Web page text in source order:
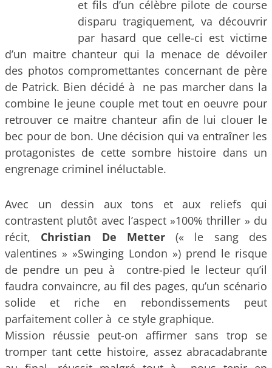
et fils d’un célèbre pilote de course
disparu tragiquement, va découvrir
par hasard que celle-ci est victime
d’un maitre chanteur qui la menace de dévoiler
des photos compromettantes concernant de père
de Patrick. Bien décidé à ne pas marcher dans la
combine le jeune couple met tout en oeuvre pour
retrouver ce maitre chanteur afin de lui clouer le
bec pour de bon. Une décision qui va entraîner les
protagonistes de cette sombre histoire dans un
engrenage criminel inéluctable.
Avec un dessin aux tons et aux reliefs qui
contrastent plutôt avec l’aspect »100% thriller » du
récit, Christian De Metter(« le sang des
valentines » »Swinging London ») prend le risque
de pendre un peu à contre-pied le lecteur qu’il
faudra convaincre, au fil des pages, qu’un scénario
solide et riche en rebondissements peut
parfaitement coller à ce style graphique.
Mission réussie peut-on affirmer sans trop se
tromper tant cette histoire, assez abracadabrante